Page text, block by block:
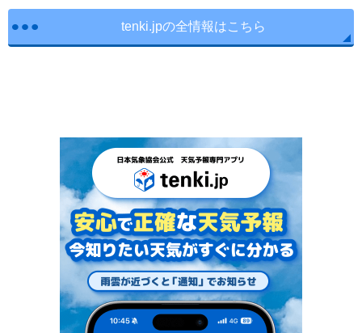
tenki.jpの全情報はこちら